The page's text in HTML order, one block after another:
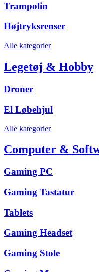
Trampolin
Højtryksrenser
Alle kategorier
Legetøj & Hobby
Droner
El Løbehjul
Alle kategorier
Computer &
Gaming PC
Gaming Tastatur
Tablets
Gaming Headset
Gaming Stole